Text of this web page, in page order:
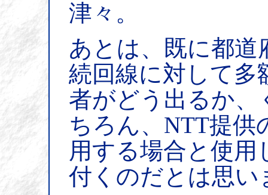
津々。
あとは、既に都道
続回線に対して多
者がどう出るか
ちろん、NTT提供
用する場合と使
付くのだとは思い